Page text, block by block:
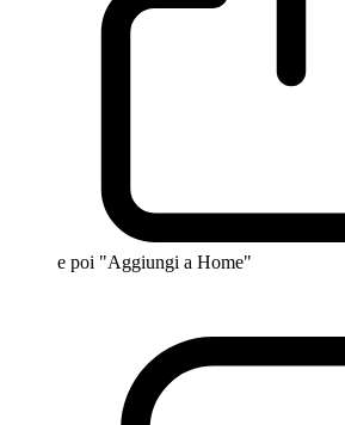
e poi "Aggiungi a Home"